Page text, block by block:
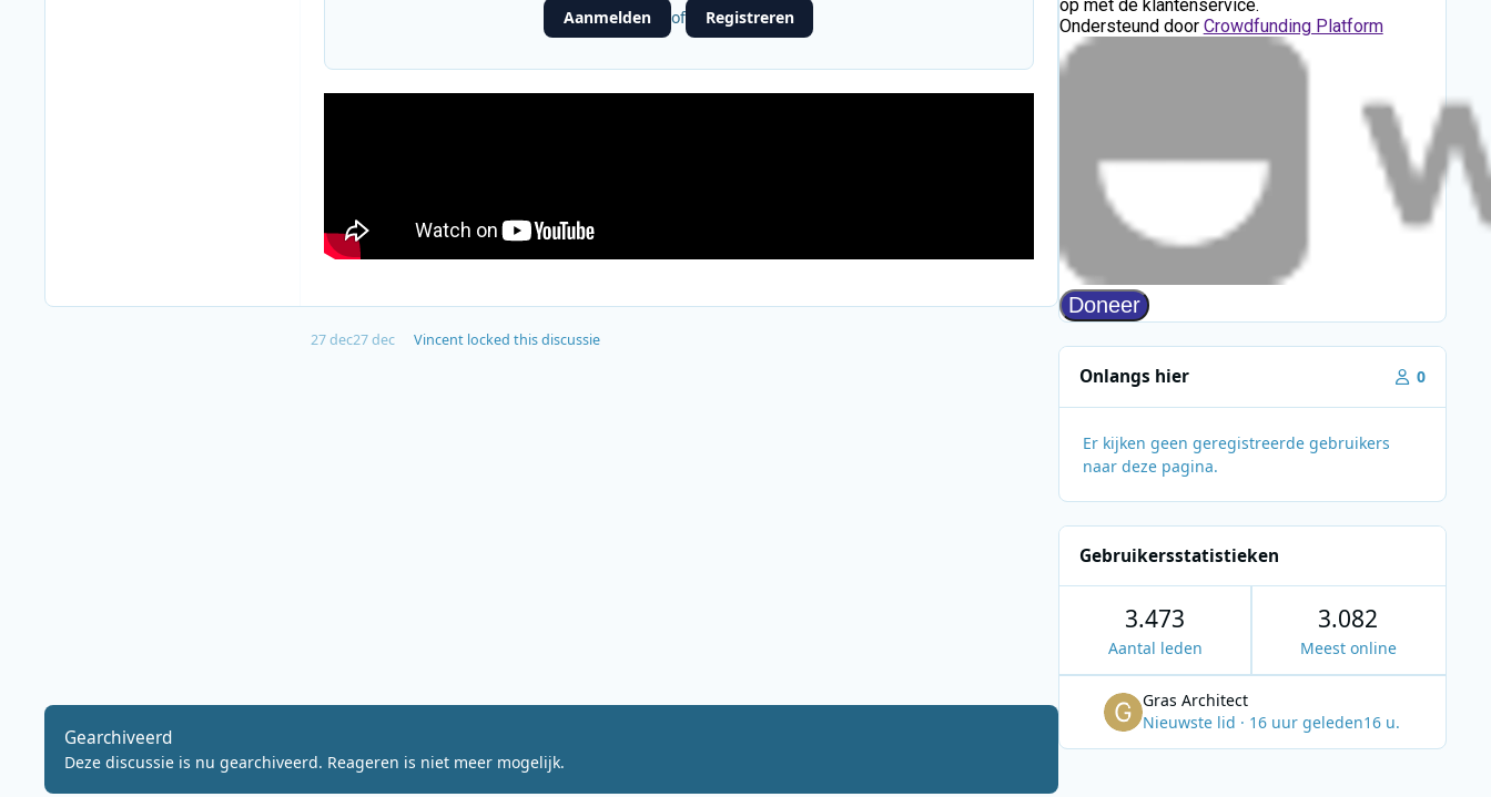
Aanmelden of Registreren
27 dec27 dec Vincent locked this discussie
Gearchiveerd
Deze discussie is nu gearchiveerd. Reageren is niet meer mogelijk.
Onlangs hier 0
Er kijken geen geregistreerde gebruikers
naar deze pagina.
Gebruikersstatistieken
3.473
Aantal leden
3.082
Meest online
Gras Architect
Nieuwste lid · 16 uur geleden16 u.